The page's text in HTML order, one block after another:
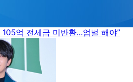
105억 전세금 미반환…엄벌 해야”